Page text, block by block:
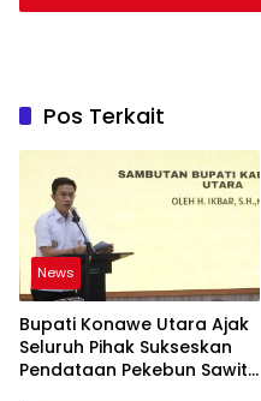
Pos Terkait
News
Bupati Konawe Utara Ajak
Seluruh Pihak Sukseskan
Pendataan Pekebun Sawit